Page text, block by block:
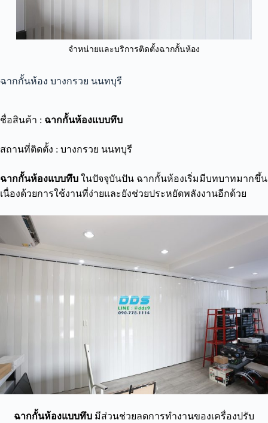
จำหน่ายและบริการติดตั้งฉากกั้นห้อง
ฉากกั้นห้อง บางกรวย นนทบุรี
ชื่อสินค้า : ฉากกั้นห้องแบบทึบ
สถานที่ติดตั้ง : บางกรวย นนทบุรี
ฉากกั้นห้องแบบทึบ ในปัจจุบันปัน ฉากกั้นห้องเริ่มมีบทบาทมากขึ้น
เนื่องด้วยการใช้งานที่ง่ายและยังช่วยประหยัดพลังงานอีกด้วย
ฉากกั้นห้องแบบทึบ มีส่วนช่วยลดการทำงานของเครื่องปรับ